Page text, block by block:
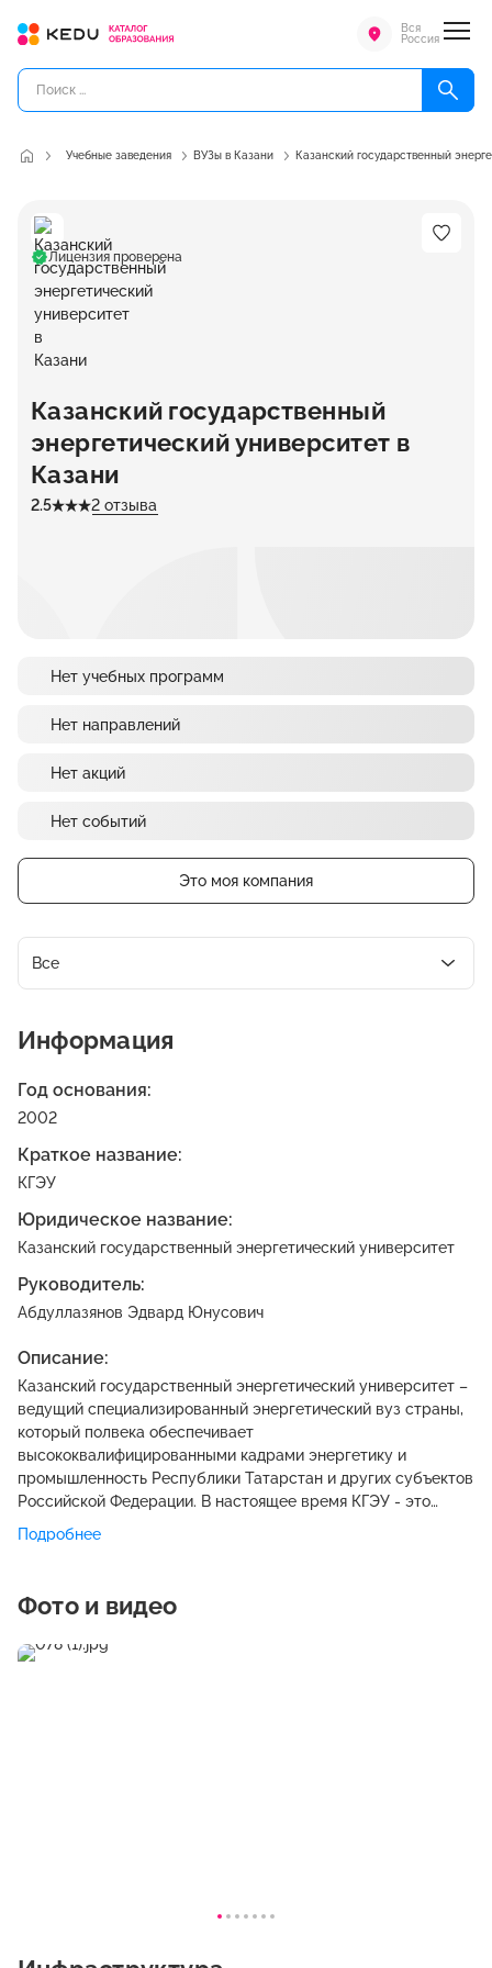
Вся
Россия
Учебные заведения ВУЗы в Казани Казанский государственный
Лицензия проверена
Казанский государственный
энергетический университет в
Казани
2.5 2 отзыва
Нет учебных программ
Нет направлений
Нет акций
Нет событий
Это моя компания
Все
Информация
Год основания:
2002
Краткое название:
КГЭУ
Юридическое название:
Казанский государственный энергетический университет
Руководитель:
Абдуллазянов Эдвард Юнусович
Описание:
Казанский государственный энергетический университет –
ведущий специализированный энергетический вуз страны,
который полвека обеспечивает
высококвалифицированными кадрами энергетику и
промышленность Республики Татарстан и других субъектов
Российской Федерации. В настоящее время КГЭУ - это
университетский кампус, обеспечивающий широкие
возможности для качественной подготовки специалистов.
международных рейтингах. В ряде рейтингов, таких как
Национальный рейтинг вузов, Рейтинг востребованности
улучшил свои позиции и вошел в ТОП-100. В рамках
реализующий c 2018 года масштабный международный
инкубатор», направленный на активацию инновационной
Подробнее
Фото и видео